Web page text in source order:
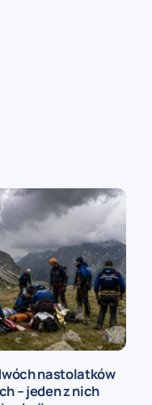
nastolatków
– jeden z nich